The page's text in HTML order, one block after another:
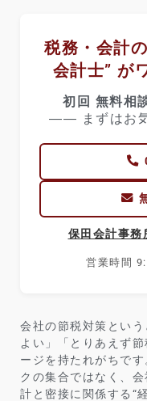
税務・会計
会計士” が
初回 無料相
―― まずはお
保田会計事務
営業時間
会社の節税対策とい
よい」「とりあえず
ージを持たれがちで
クの集合ではなく、
計と密接に関係する“